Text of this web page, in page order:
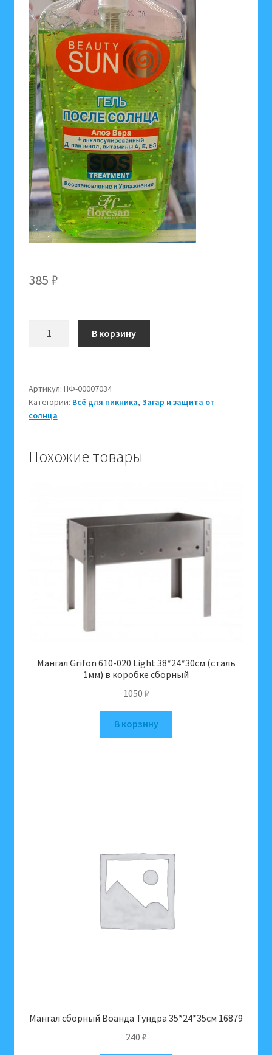
385 ₽
солнца
Beauty
Sun
и
витамины
В корзину
Артикул: НФ-00007034
Категории: Всё для пикника, Загар и защита от
солнца
Похожие товары
Мангал Grifon 610-020 Light 38*24*30см (сталь
1мм) в коробке сборный
1050 ₽
В корзину
Мангал сборный Воанда Тундра 35*24*35см 16879
240 ₽